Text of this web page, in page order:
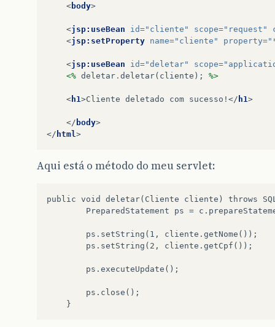
<body>
<jsp:useBean id="cliente" scope="request"
<jsp:setProperty name="cliente" property=
<jsp:useBean id="deletar" scope=
<% deletar . deletar( cliente ); %>
< h1>Cliente deletado com sucesso! </ h1>
</ body>
</ html>
Aqui está o método do meu servlet:
public void deletar(Cliente cliente) throws
PreparedStatement ps =
        ps.setString(1, cliente.getNome());
        ps.setString(2, cliente.getCpf());
        ps.executeUpdate();
        ps.close();